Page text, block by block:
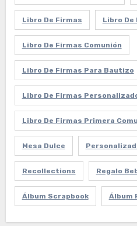
Libro De Firmas Libro
Libro De Firmas Comunión
Libro De Firmas Para Bautizo
Libro De Firmas
Libro De Firmas Primera
Mesa Dulce
Recollections Regalo
Álbum Scrapbook Álbum